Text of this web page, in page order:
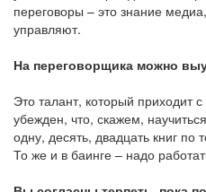
переговоры – это знание
управляют.
На переговорщика можно
Это талант, который приходит
убежден, что, скажем,
одну, десять, двадцать книг по
То же и в баинге – надо